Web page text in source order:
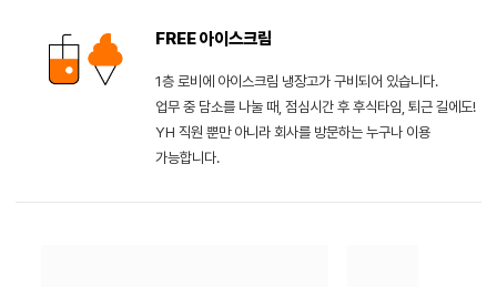
FREE 아이스크림
1층 로비에 아이스크림 냉장고가 구비되어 있습니다.
업무 중 담소를 나눌 때, 점심시간 후 후식타임, 퇴근 길에도!
YH 직원 뿐만 아니라 회사를 방문하는 누구나 이용
가능합니다.